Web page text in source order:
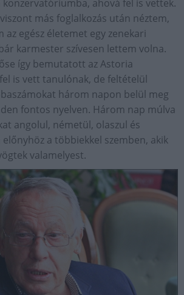
konzervatóriumba, ahová fel is vettek.
más foglalkozás után néztem,
egész életemet egy zenekari
karmester szívesen lettem volna.
így bemutatott az Astoria
is vett tanulónak, de feltételül
három napon belül meg
fontos nyelven. Három nap múlva
angolul, németül, olaszul és
a többiekkel szemben, akik
valamelyest.